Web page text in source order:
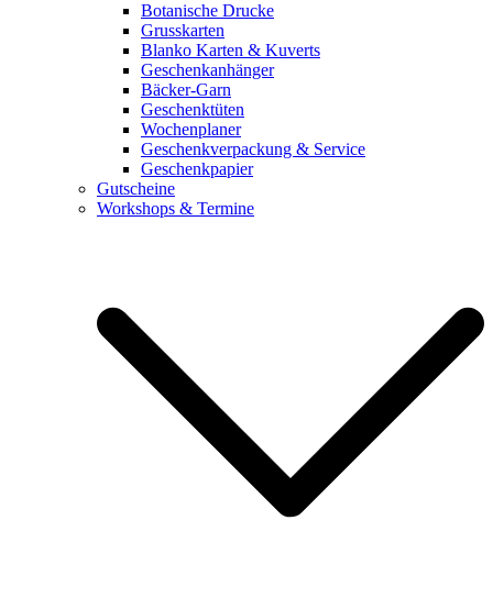
Botanische Drucke
Grusskarten
Blanko Karten & Kuverts
Geschenkanhänger
Bäcker-Garn
Geschenktüten
Wochenplaner
Geschenkverpackung & Service
Geschenkpapier
Gutscheine
Workshops & Termine